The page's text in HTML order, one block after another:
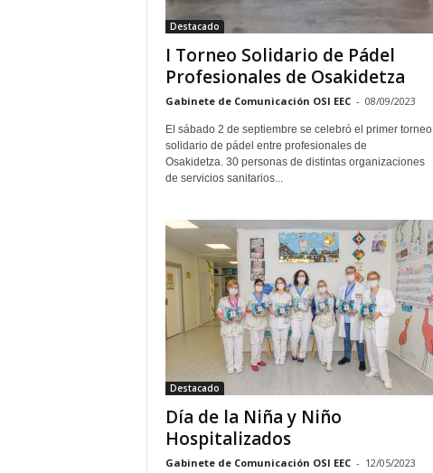
Destacado
I Torneo Solidario de Pádel
Profesionales de Osakidetza
Gabinete de Comunicación OSI EEC - 08/09/2023
El sábado 2 de septiembre se celebró el primer torneo
solidario de pádel entre profesionales de
Osakidetza. 30 personas de distintas organizaciones
de servicios sanitarios...
Destacado
Día de la Niña y Niño
Hospitalizados
Gabinete de Comunicación OSI EEC - 12/05/2023